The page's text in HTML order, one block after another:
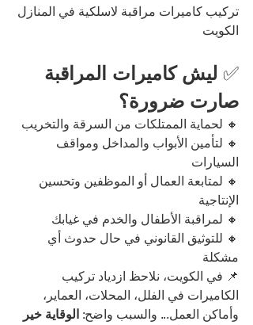
تركيب كاميرات مراقبة لاسلكية في المنازل
الكويت
✅ ليش كاميرات المراقبة
صارت ضرورة؟
🔸 لحماية الممتلكات من السرقة والتخريب
🔸 لتأمين الأبواب والمداخل ومواقف
السيارات
🔸 لمتابعة العمال أو الموظفين وتحسين
الإنتاجية
🔸 لمراقبة الأطفال والخدم في غيابك
🔸 للتوثيق القانوني في حال حدوث أي
مشكلة
📌 في الكويت، نلاحظ ازدياد تركيب
الكاميرات في الفلل، المحلات، العماير،
وأماكن العمل... والسبب واضح: الوقاية خير